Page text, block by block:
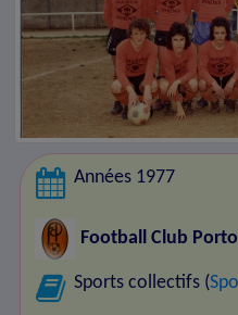
Années 1977
Football Club
Sports collectifs (